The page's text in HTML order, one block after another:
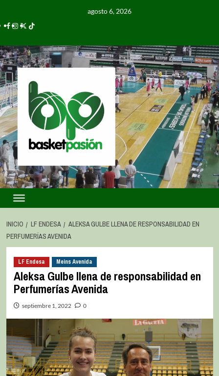
agosto 6, 2026
INICIO LF ENDESA
ALEKSA GULBE LLENA DE RESPONSABILIDAD EN
PERFUMERÍAS AVENIDA
LF Endesa Meins Avenida
Aleksa Gulbe llena de responsabilidad en
Perfumerías Avenida
septiembre 1, 2022 0